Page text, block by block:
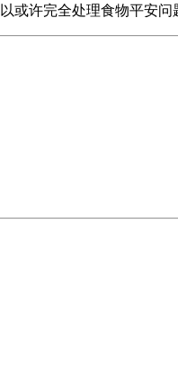
或许完全处理食物平安问